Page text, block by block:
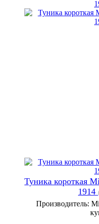
Туника короткая
1914
Производитель: